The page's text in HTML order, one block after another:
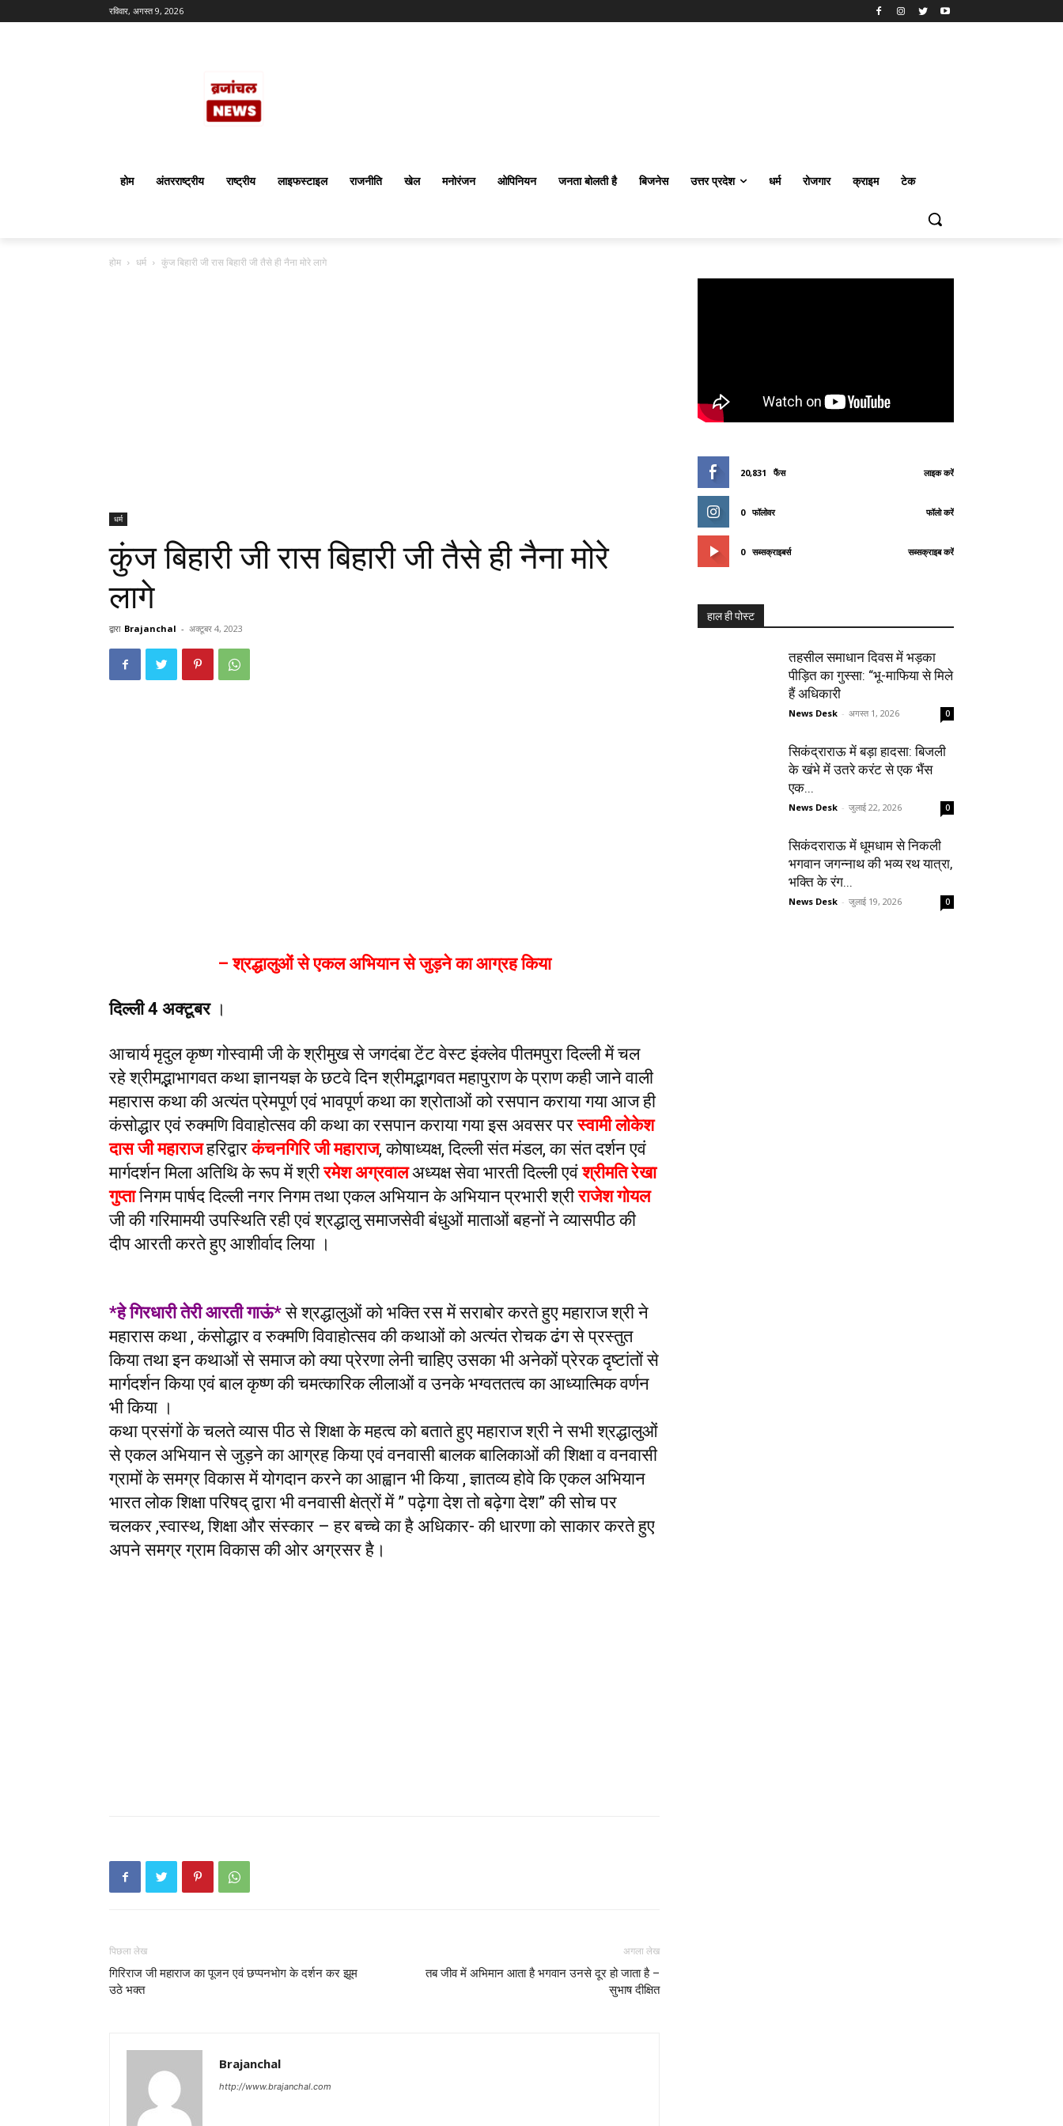
रविवार, अगस्त 9, 2026
होम अंतरराष्ट्रीय राष्ट्रीय लाइफस्टाइल राजनीति खेल मनोरंजन ओपिनियन जनता बोलती है बिजनेस उत्तर प्रदेश धर्म रोजगार क्राइम टेक
होम धर्म कुंज बिहारी जी रास बिहारी जी तैसे ही नैना मोरे लागे
धर्म
कुंज बिहारी जी रास बिहारी जी तैसे ही नैना मोरे
लागे
द्वारा Brajanchal - अक्टूबर 4, 2023
– श्रद्धालुओं से एकल अभियान से जुड़ने का आग्रह किया
दिल्ली 4 अक्टूबर।
आचार्य मृदुल कृष्ण गोस्वामी जी के श्रीमुख से जगदंबा टेंट वेस्ट इंक्लेव पीतमपुरा दिल्ली में चल
रहे श्रीमद्भाभागवत कथा ज्ञानयज्ञ के छटवे दिन श्रीमद्भागवत महापुराण के प्राण कही जाने वाली
महारास कथा की अत्यंत प्रेमपूर्ण एवं भावपूर्ण कथा का श्रोताओं को रसपान कराया गया आज ही
कंसोद्धार एवं रुक्मणि विवाहोत्सव की कथा का रसपान कराया गया इस अवसर परस्वामी लोकेश
दास जी महाराजहरिद्वारकंचनगिरि जी महाराज, कोषाध्यक्ष, दिल्ली संत मंडल, का संत दर्शन एवं
मार्गदर्शन मिला अतिथि के रूप में श्रीरमेश अग्रवालअध्यक्ष सेवा भारती दिल्ली एवंश्रीमति रेखा
गुप्तानिगम पार्षद दिल्ली नगर निगम तथा एकल अभियान के अभियान प्रभारी श्रीराजेश गोयल
जी की गरिमामयी उपस्थिति रही एवं श्रद्धालु समाजसेवी बंधुओं माताओं बहनों ने व्यासपीठ की
दीप आरती करते हुए आशीर्वाद लिया ।
*हे गिरधारी तेरी आरती गाऊं*से श्रद्धालुओं को भक्ति रस में सराबोर करते हुए महाराज श्री ने
महारास कथा , कंसोद्धार व रुक्मणि विवाहोत्सव की कथाओं को अत्यंत रोचक ढंग से प्रस्तुत
किया तथा इन कथाओं से समाज को क्या प्रेरणा लेनी चाहिए उसका भी अनेकों प्रेरक दृष्टांतों से
मार्गदर्शन किया एवं बाल कृष्ण की चमत्कारिक लीलाओं व उनके भग्वततत्व का आध्यात्मिक वर्णन
भी किया ।
कथा प्रसंगों के चलते व्यास पीठ से शिक्षा के महत्व को बताते हुए महाराज श्री ने सभी श्रद्धालुओं
से एकल अभियान से जुड़ने का आग्रह किया एवं वनवासी बालक बालिकाओं की शिक्षा व वनवासी
ग्रामों के समग्र विकास में योगदान करने का आह्वान भी किया , ज्ञातव्य होवे कि एकल अभियान
भारत लोक शिक्षा परिषद् द्वारा भी वनवासी क्षेत्रों में ” पढ़ेगा देश तो बढ़ेगा देश” की सोच पर
चलकर ,स्वास्थ, शिक्षा और संस्कार – हर बच्चे का है अधिकार- की धारणा को साकार करते हुए
अपने समग्र ग्राम विकास की ओर अग्रसर है।
पिछला लेख
गिरिराज जी महाराज का पूजन एवं छप्पनभोग के दर्शन कर झूम
उठे भक्त
अगला लेख
तब जीव में अभिमान आता है भगवान उनसे दूर हो जाता है –
सुभाष दीक्षित
Brajanchal
http://www.brajanchal.com
20,831 फैंस लाइक करें
0 फॉलोवर फॉलो करें
0 सब्सक्राइबर्स सब्सक्राइब करें
हाल ही पोस्ट
तहसील समाधान दिवस में भड़का
पीड़ित का गुस्सा: “भू-माफिया से मिले
हैं अधिकारी
News Desk - अगस्त 1, 2026 0
सिकंद्राराऊ में बड़ा हादसा: बिजली
के खंभे में उतरे करंट से एक भैंस
एक...
News Desk - जुलाई 22, 2026 0
सिकंदराराऊ में धूमधाम से निकली
भगवान जगन्नाथ की भव्य रथ यात्रा,
भक्ति के रंग...
News Desk - जुलाई 19, 2026 0